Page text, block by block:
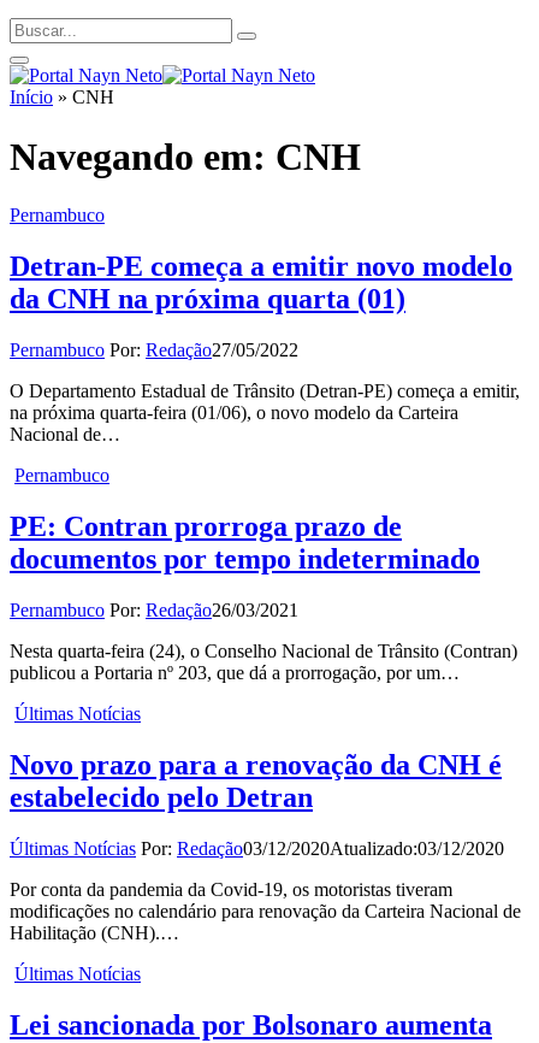
Início » CNH
Navegando em: CNH
Pernambuco
Detran-PE começa a emitir novo modelo
da CNH na próxima quarta (01)
Pernambuco Por: Redação27/05/2022
O Departamento Estadual de Trânsito (Detran-PE) começa a emitir,
na próxima quarta-feira (01/06), o novo modelo da Carteira
Nacional de…
Pernambuco
PE: Contran prorroga prazo de
documentos por tempo indeterminado
Pernambuco Por: Redação26/03/2021
Nesta quarta-feira (24), o Conselho Nacional de Trânsito (Contran)
publicou a Portaria nº 203, que dá a prorrogação, por um…
Últimas Notícias
Novo prazo para a renovação da CNH é
estabelecido pelo Detran
Últimas Notícias Por: Redação03/12/2020Atualizado:03/12/2020
Por conta da pandemia da Covid-19, os motoristas tiveram
modificações no calendário para renovação da Carteira Nacional de
Habilitação (CNH).…
Últimas Notícias
Lei sancionada por Bolsonaro aumenta